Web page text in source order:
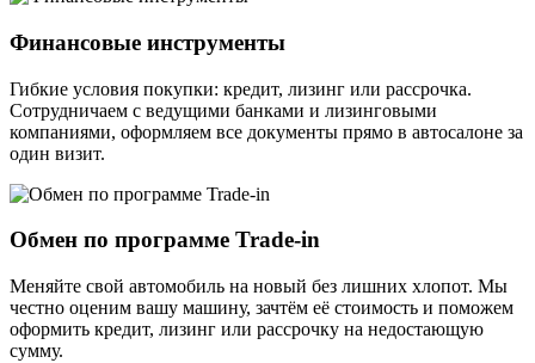
Финансовые инструменты
Гибкие условия покупки: кредит, лизинг или рассрочка.
Сотрудничаем с ведущими банками и лизинговыми
компаниями, оформляем все документы прямо в автосалоне за
один визит.
Обмен по программе Trade-in
Меняйте свой автомобиль на новый без лишних хлопот. Мы
честно оценим вашу машину, зачтём её стоимость и поможем
оформить кредит, лизинг или рассрочку на недостающую
сумму.